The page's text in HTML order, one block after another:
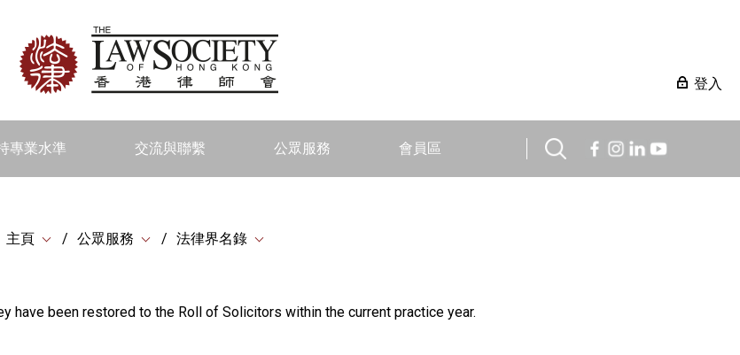
登入
專業水準 交流與聯繫 公眾服務 會員區
主頁 公眾服務 法律界名錄
have been restored to the Roll of Solicitors within the current practice year.